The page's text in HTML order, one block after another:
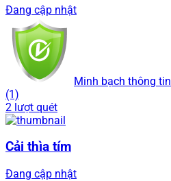
Đang cập nhật
Minh bạch thông tin
(1)
2 lượt quét
Cải thìa tím
Đang cập nhật